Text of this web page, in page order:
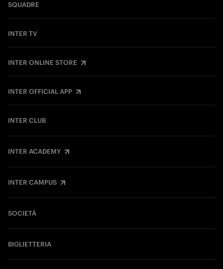
SQUADRE
INTER TV
INTER ONLINE STORE
INTER OFFICIAL APP
INTER CLUB
INTER ACADEMY
INTER CAMPUS
SOCIETÀ
BIGLIETTERIA